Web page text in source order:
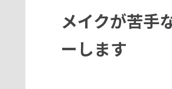
メイクが苦手
ーします